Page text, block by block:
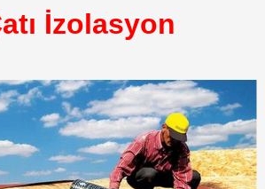
İzolasyon